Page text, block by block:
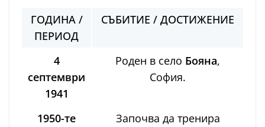
ГОДИНА /
ПЕРИОД
СЪБИТИЕ / ДОСТИЖЕНИЕ
4
септември
1941
Роден в село Бояна,
София.
1950-те
Започва да тренира